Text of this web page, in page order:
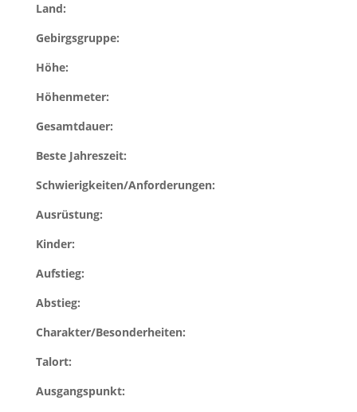
Land:
Gebirgsgruppe:
Höhe:
Höhenmeter:
Gesamtdauer:
Beste Jahreszeit:
Schwierigkeiten/Anforderungen:
Ausrüstung:
Kinder:
Aufstieg:
Abstieg:
Charakter/Besonderheiten:
Talort:
Ausgangspunkt: